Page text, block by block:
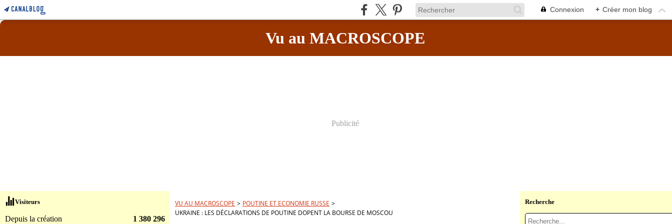
Connexion + Créer mon blog
Vu au MACROSCOPE
Publicité
Visiteurs
Depuis la création 1 380 296
VU AU MACROSCOPE > POUTINE ET ECONOMIE RUSSE >
UKRAINE : LES DÉCLARATIONS DE POUTINE DOPENT LA BOURSE DE MOSCOU
Recherche